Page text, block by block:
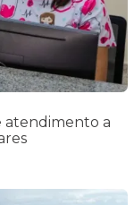
atendimento a